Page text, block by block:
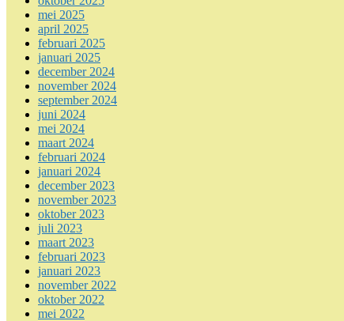
mei 2025
april 2025
februari 2025
januari 2025
december 2024
november 2024
september 2024
juni 2024
mei 2024
maart 2024
februari 2024
januari 2024
december 2023
november 2023
oktober 2023
juli 2023
maart 2023
februari 2023
januari 2023
november 2022
oktober 2022
mei 2022